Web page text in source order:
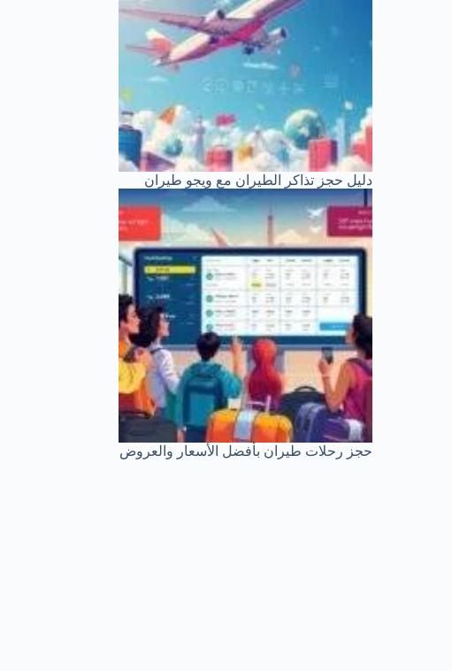
دليل حجز تذاكر الطيران مع ويجو طيران
حجز رحلات طيران بأفضل الأسعار والعروض